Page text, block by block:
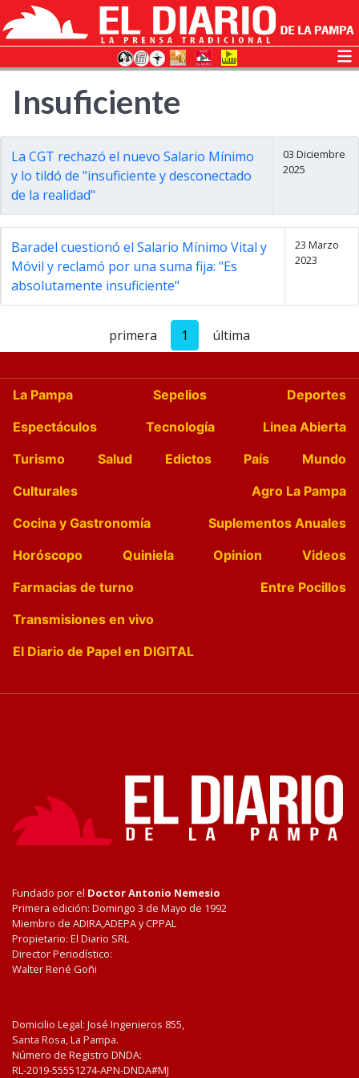
Insuficiente
La CGT rechazó el nuevo Salario Mínimo
y lo tildó de "insuficiente y desconectado
de la realidad"
03 Diciembre
2025
Baradel cuestionó el Salario Mínimo Vital y
Móvil y reclamó por una suma fija: "Es
absolutamente insuficiente"
23 Marzo
2023
primera 1 última
La Pampa Sepelios
Deportes
Espectáculos
Tecnología
Linea Abierta
Turismo
Salud Edictos País
Mundo
Culturales
Agro La Pampa
Cocina y Gastronomía
Suplementos Anuales
Horóscopo
Quiniela Opinion
Videos
Farmacias de turno
Entre Pocillos
Transmisiones en vivo
El Diario de Papel en DIGITAL
Fundado por el Doctor Antonio Nemesio
Primera edición: Domingo 3 de Mayo de 1992
Miembro de ADIRA,ADEPA y CPPAL
Propietario: El Diario SRL
Director Periodístico:
Walter René Goñi
Domicilio Legal: José Ingenieros 855,
Santa Rosa, La Pampa.
Número de Registro DNDA:
RL-2019-55551274-APN-DNDA#MJ